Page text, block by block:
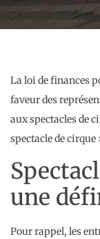
La loi de finances
faveur des
aux spectacles de
spectacle de
une
Pour rappel, les